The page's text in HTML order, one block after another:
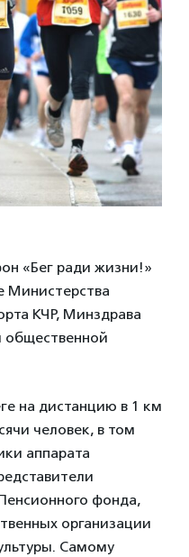
«Бег ради жизни!»
Министерства
КЧР, Минздрава
на дистанцию в 1 км
человек, в том
аппарата
фонда,
организации
Самому